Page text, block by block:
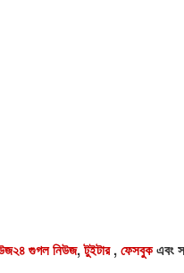
গুগল নিউজ,টুইটার,ফেসবুকএবং